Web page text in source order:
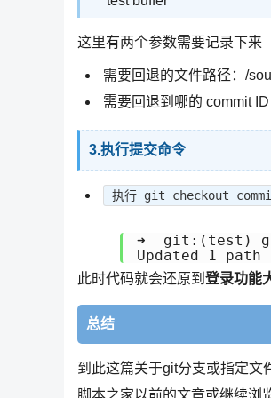
这里有两个参数需要记录下来
需要回退的文件路径：/
需要回退到哪的 commit
3.执行提交命令
执行 git checkout
➜  git:(test) git
Updated 1 path
此时代码就会还原到 登录功能
总结
到此这篇关于git分支或指定文
脚本之家以前的文章或继续浏